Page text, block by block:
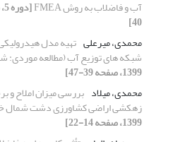
آب و فاضلاب به روش FMEA
40]
محمدی، میرعلی تهیه مدل هیدرولیکی
شبکه‎ های توزیع آب (مطالعه موردی: شهر اشنویه)
1399، صفحه 39-47]
محمدی، میلاد بررسی میزان املاح و
زهکشی اراضی کشاورزی دشت شمال
1399، صفحه 14-22]